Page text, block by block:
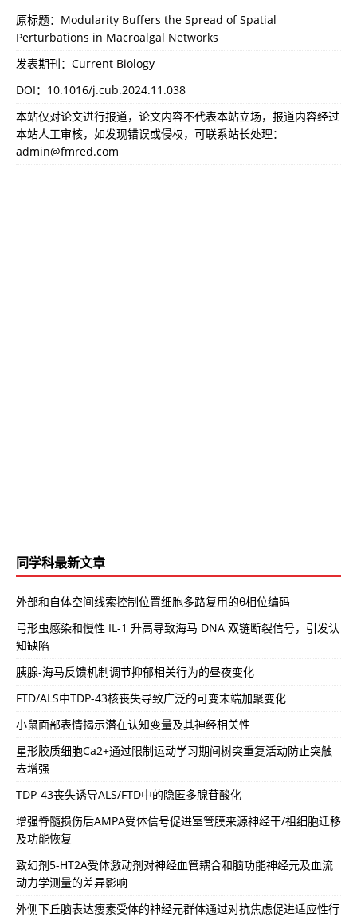
原标题：Modularity Buffers the Spread of Spatial
Perturbations in Macroalgal Networks
发表期刊：Current Biology
DOI： 10.1016/j.cub.2024.11.038
本站仅对论文进行报道，论文内容不代表本站立场，报道内容经过
本站人工审核，如发现错误或侵权，可联系站长处理：
admin@fmred.com
同学科最新文章
外部和自体空间线索控制位置细胞多路复用的θ相位编码
弓形虫感染和慢性 IL-1 升高导致海马 DNA 双链断裂信号，引发认
知缺陷
胰腺-海马反馈机制调节抑郁相关行为的昼夜变化
FTD/ALS中TDP-43核丧失导致广泛的可变末端加聚变化
小鼠面部表情揭示潜在认知变量及其神经相关性
星形胶质细胞Ca2+通过限制运动学习期间树突重复活动防止突触
去增强
TDP-43丧失诱导ALS/FTD中的隐匿多腺苷酸化
增强脊髓损伤后AMPA受体信号促进室管膜来源神经干/祖细胞迁移
及功能恢复
致幻剂5-HT2A受体激动剂对神经血管耦合和脑功能神经元及血流
动力学测量的差异影响
外侧下丘脑表达瘦素受体的神经元群体通过对抗焦虑促进适应性行